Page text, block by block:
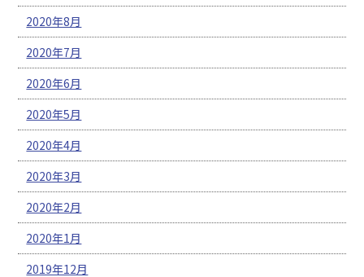
2020年8月
2020年7月
2020年6月
2020年5月
2020年4月
2020年3月
2020年2月
2020年1月
2019年12月